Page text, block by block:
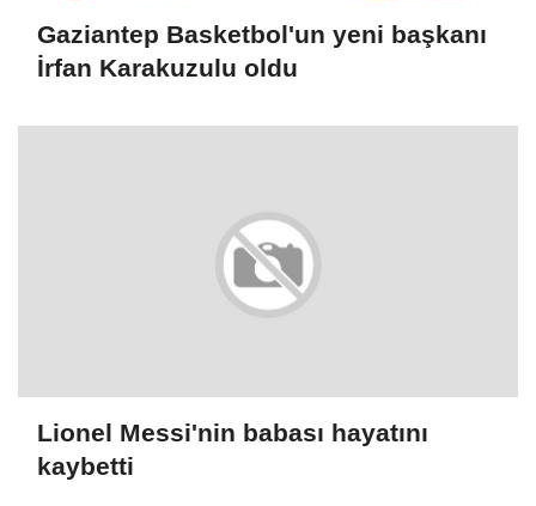
Gaziantep Basketbol'un yeni başkanı
İrfan Karakuzulu oldu
Lionel Messi'nin babası hayatını
kaybetti